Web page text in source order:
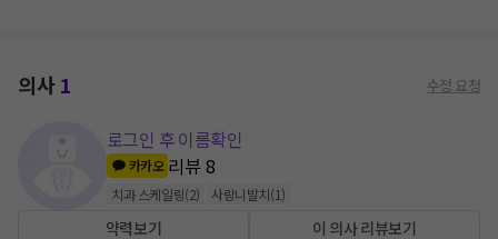
의사1 수정 요청
로그인 후 이름확인
카카오 리뷰8
치과 스케일링(2) 사랑니발치(1)
약력보기 이 의사 리뷰보기